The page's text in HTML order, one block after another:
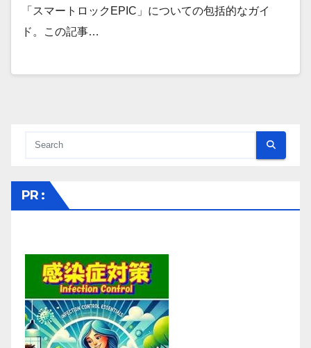
「スマートロックEPIC」についての包括的なガイ
ド。この記事…
PR :